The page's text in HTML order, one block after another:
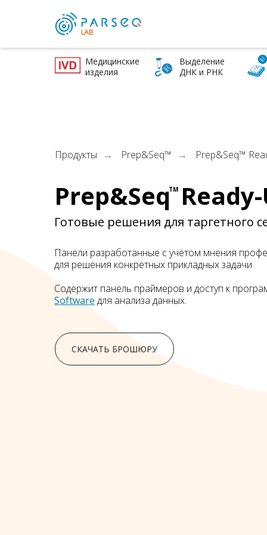
Выделение
ДНК и РНК
Медицинские
изделия
Продукты → Prep&Seq™ → Prep&Seq™
СКАЧАТЬ БРОШЮРУ
Prep&Seq_
TM
Панели разработанные с учётом мнения
для решения конкретных прикладных задачи
Содержит панель праймеров и доступ к
Software для анализа данных.
Готовые решения для таргетного